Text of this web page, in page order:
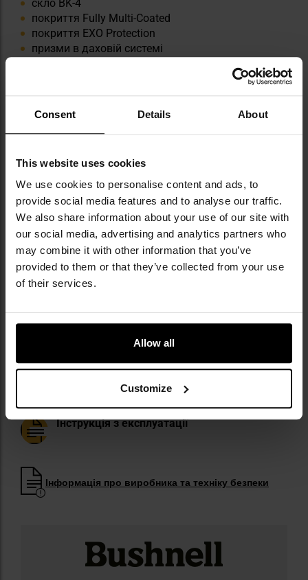
Consent Details About
This website uses cookies
We use cookies to personalise content and ads, to
provide social media features and to analyse our traffic.
We also share information about your use of our site with
our social media, advertising and analytics partners who
may combine it with other information that you’ve
provided to them or that they’ve collected from your use
of their services.
Allow all
Customize
скло BK-4
покриття Fully Multi-Coated
покриття EXO Protection
призми в даховій системі
гумові насадки
футляр у комплекті
Додаткові матеріали
Інструкція з експлуатації
Інформація про виробника та техніку безпеки